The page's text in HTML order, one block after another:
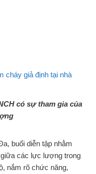
có sự tham gia của
buổi diễn tập nhằm
các lực lượng trong
nắm rõ chức năng,